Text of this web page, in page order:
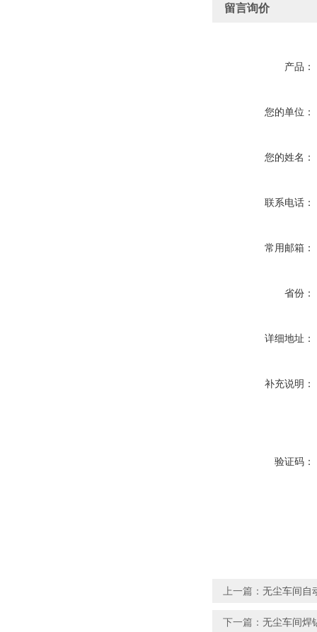
留言询价
产品：
您的单位：
您的姓名：
联系电话：
常用邮箱：
省份：
详细地址：
补充说明：
验证码：
上一篇： 无尘车间自
下一篇： 无尘车间焊